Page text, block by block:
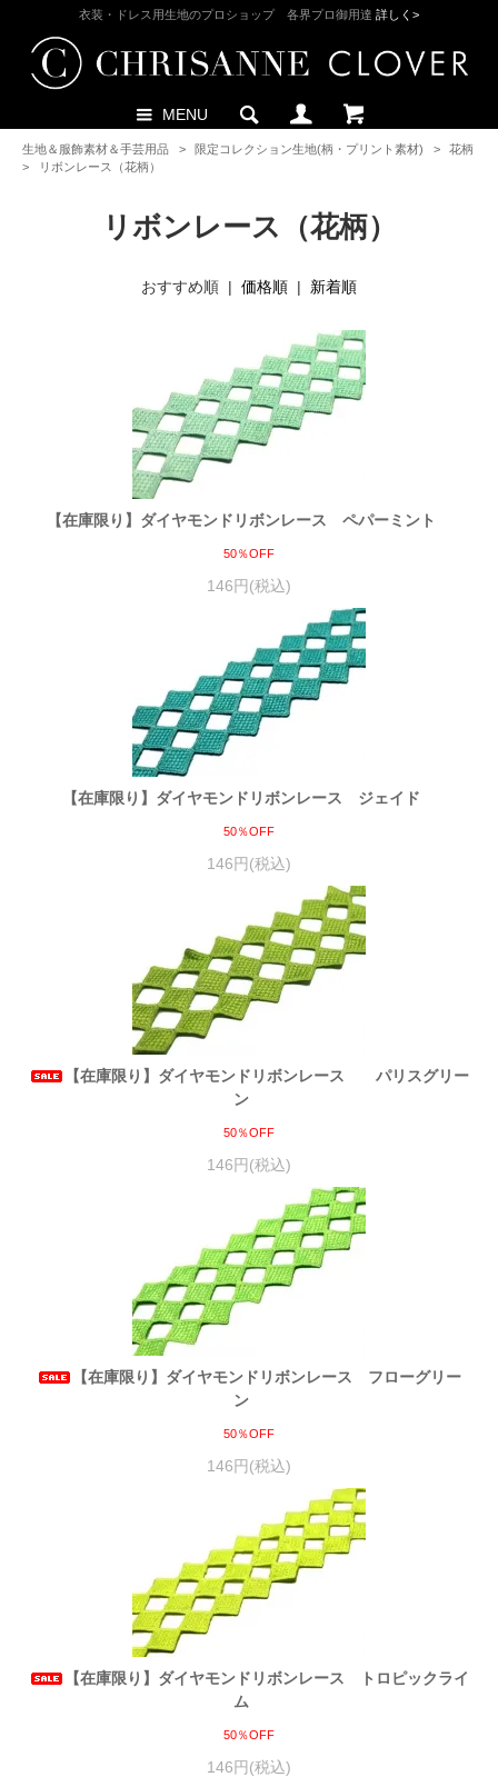
衣装・ドレス用生地のプロショップ 各界プロ御用達 詳しく>
MENU
生地＆服飾素材＆手芸用品 > 限定コレクション生地(柄・プリント素材) >
花柄
>
リボンレース（花柄）
リボンレース（花柄）
おすすめ順 | 価格順 | 新着順
【在庫限り】ダイヤモンドリボンレース ペパーミント
50％OFF
146円(税込)
【在庫限り】ダイヤモンドリボンレース ジェイド
50％OFF
146円(税込)
【在庫限り】ダイヤモンドリボンレース パリスグリー
ン
50％OFF
146円(税込)
【在庫限り】ダイヤモンドリボンレース フローグリー
ン
50％OFF
146円(税込)
【在庫限り】ダイヤモンドリボンレース トロピックライ
ム
50％OFF
146円(税込)